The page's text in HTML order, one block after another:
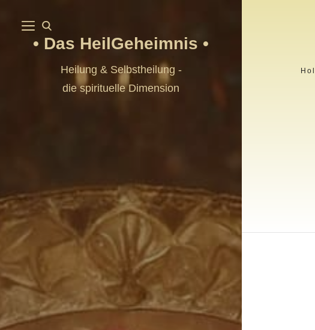
Das HeilGeheimnis
Heilung & Selbstheilung -
die spirituelle Dimension